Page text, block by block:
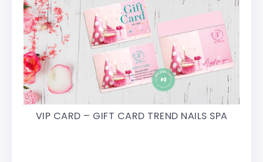
VIP CARD – GIFT CARD TREND NAILS SPA